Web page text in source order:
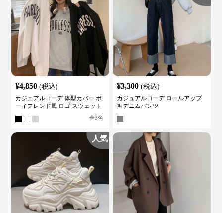
¥4,850 (税込)
カジュアルコーデ 体型カバー ボ
ーイフレンド風 ロゴ スウェット
全3色
¥3,300 (税込)
カジュアルコーデ ロールアップ
裾デニムパンツ
人気